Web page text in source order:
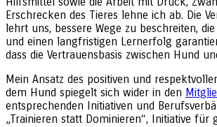
Erschrecken des Tieres lehne ich ab. Die
lehrt uns, bessere Wege zu beschreiten,
und einen langfristigen Lernerfolg
dass die Vertrauensbasis zwischen Hund
Mein Ansatz des positiven und
dem Hund spiegelt sich wider in den
entsprechenden Initiativen und
„Trainieren statt Dominieren“, Initiative für